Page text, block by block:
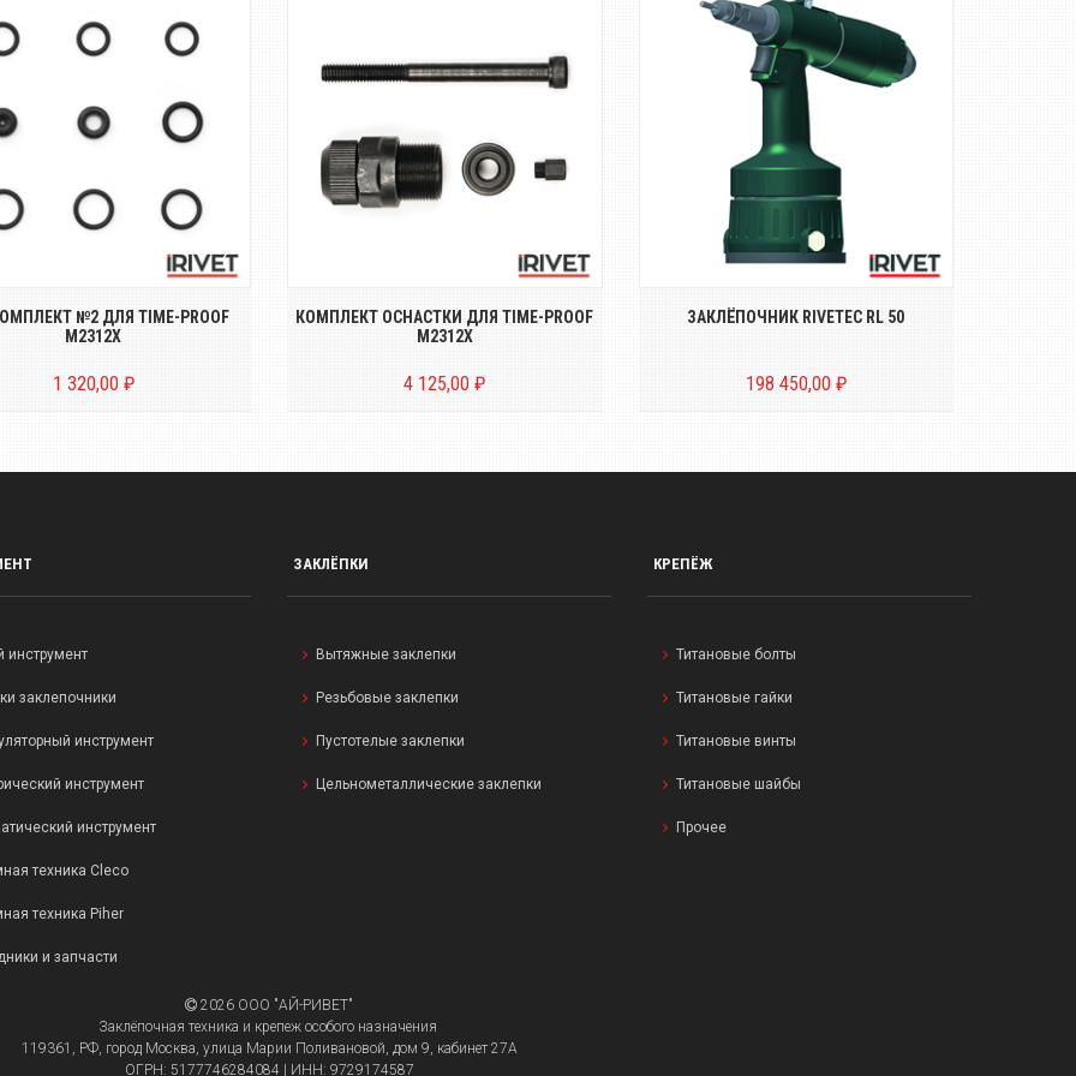
уплотнительных колец
№2 ДЛЯ TIME-PROOF
M2312X
1 320,00 ₽
КОМПЛЕКТ ОСНАСТКИ ДЛЯ TIME-PROOF
M2312X
4 125,00 ₽
Пневмо-гидравлический
заклёпочник для резьбовых
заклёпок размером о...
ЗАКЛЁПОЧНИК RIVETEC RL 50
198 450,00 ₽
инструмент
заклепочники
инструмент
инструмент
инструмент
техника Cleco
техника Piher
и запчасти
ЗАКЛЁПКИ
Вытяжные заклепки
Резьбовые заклепки
Пустотелые заклепки
Цельнометаллические заклепки
КРЕПЁЖ
Титановые болты
Титановые гайки
Титановые винты
Титановые шайбы
Прочее
2026 ООО "АЙ-РИВЕТ"
Заклёпочная техника и крепеж особого назначения
119361, РФ, город Москва, улица Марии Поливановой, дом 9, кабинет 27А
ОГРН: 5177746284084 | ИНН: 9729174587